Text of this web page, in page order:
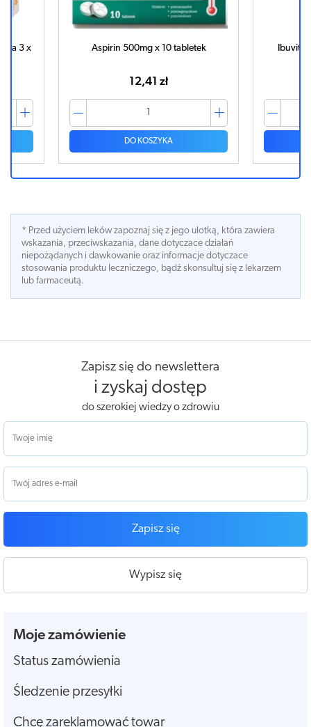
3 x Aspirin 500mg x 10 tabletek
12,41 zł
DO KOSZYKA
Ibuvit
* Przed użyciem leków zapoznaj się z jego ulotką, która zawiera
wskazania, przeciwskazania, dane dotyczace działań
niepożądanych i dawkowanie oraz informacje dotyczace
stosowania produktu leczniczego, bądź skonsultuj się z lekarzem
lub farmaceutą.
Zapisz się do newslettera
i zyskaj dostęp
do szerokiej wiedzy o zdrowiu
Zapisz się
Wypisz się
Moje zamówienie
Status zamówienia
Śledzenie przesyłki
Chcę zareklamować towar